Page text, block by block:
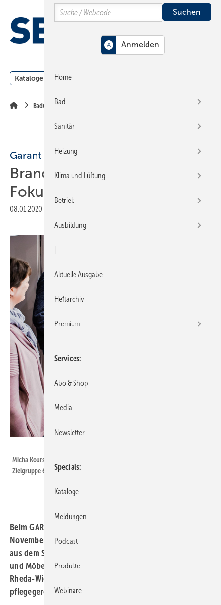
Hauptinhalt
Hauptmenü
SiteSearch
Kataloge Meldungen
Badwelt
Garant
Branchentreff: Bad 60+ im
Fokus
08.01.2020
Micha Kours gab Einblicke in das pflegegerechte Komfortbad für die
Zielgruppe 60+ und für Pflegekräfte.
Beim GARANT Partnerforum am 2.
Novemberwochenende trafen sich Branchenvertreter
aus dem SHK-Handwerk und Handel sowie dem Küchen-
und Möbelbereich in den Messehallen des A2 Forums in
Rheda-Wiedenbrück. SHK-Schwerpunkt war das
pflegegerechte Komfortbad.
Search
Home
Bad
Sanitär
Heizung
Klima und Lüftung
Betrieb
Ausbildung
Aktuelle Ausgabe
Heftarchiv
Premium
Services
Abo & Shop
Media
Newsletter
Specials
Kataloge
Meldungen
Podcast
Produkte
Webinare